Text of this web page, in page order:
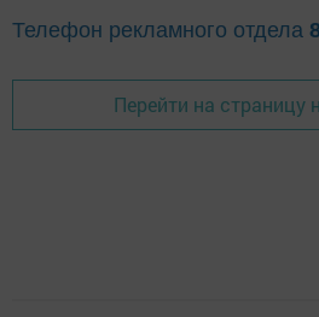
Телефон рекламного отдела
Перейти на страницу